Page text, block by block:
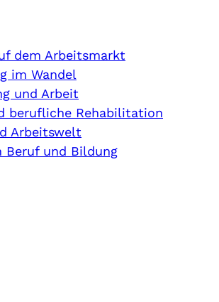
dem Arbeitsmarkt
im Wandel
und Arbeit
berufliche Rehabilitation
Arbeitswelt
Beruf und Bildung